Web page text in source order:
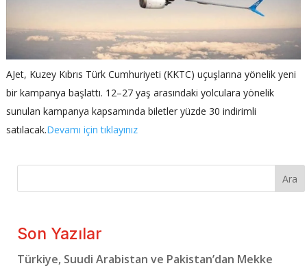
AJet, Kuzey Kıbrıs Türk Cumhuriyeti (KKTC) uçuşlarına yönelik yeni
bir kampanya başlattı. 12–27 yaş arasındaki yolculara yönelik
sunulan kampanya kapsamında biletler yüzde 30 indirimli
satılacak.Devamı için tıklayınız
Ara
Son Yazılar
Türkiye, Suudi Arabistan ve Pakistan’dan Mekke